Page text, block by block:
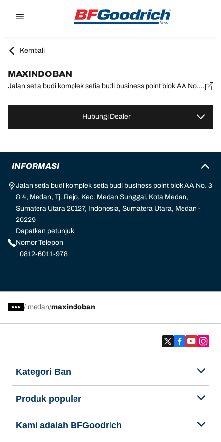
Kembali
MAXINDOBAN
Jalan setia budi komplek setia budi business point blok AA No. 3 & 4, Medan, Tj. Rejo, Kec. Medan Sunggal, Kota Medan, Sumatera Utara 20127, Indonesia, Sumatera Utara, Medan - 20229
Hubungi Dealer
INFORMASI
Jalan setia budi komplek setia budi business point blok AA No. 3
& 4, Medan, Tj. Rejo, Kec. Medan Sunggal, Kota Medan,
Sumatera Utara 20127, Indonesia, Sumatera Utara, Medan -
20229
Dapatkan petunjuk
Nomor Telepon
0812-6011-978
/ medan maxindoban
Kategori Ban
Produk populer
Kami adalah BFGoodrich